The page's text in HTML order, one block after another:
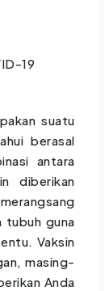
19
suatu
berasal
antara
diberikan
tubuh guna
Vaksin
masing-
Anda